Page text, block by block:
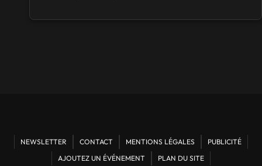
NEWSLETTER CONTACT MENTIONS LÉGALES
PUBLICITÉ
AJOUTEZ UN ÉVÉNEMENT
PLAN DU SITE